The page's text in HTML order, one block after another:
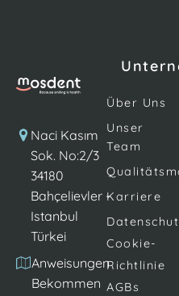
Naci Kasım
Sok. No:2/3
34180
Bahçelievler -
Istanbul
Türkei
Anweisungen
Bekommen
Über Uns
Unser
Team
Karriere
Cookie-
Richtlinie
AGBs